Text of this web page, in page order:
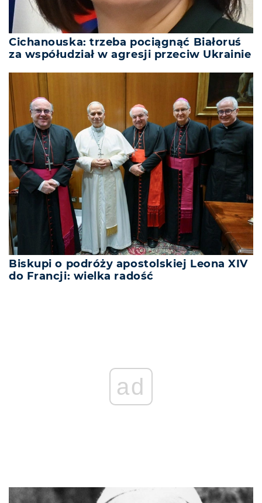
Cichanouska: trzeba pociągnąć Białoruś
za współudział w agresji przeciw Ukrainie
Biskupi o podróży apostolskiej Leona XIV
do Francji: wielka radość
ad